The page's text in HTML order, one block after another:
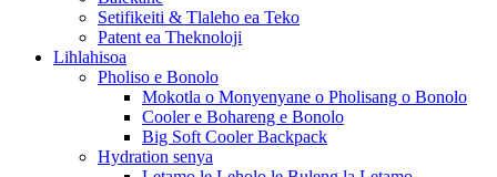
Setifikeiti & Tlaleho ea Teko
Patent ea Theknoloji
Lihlahisoa
Pholiso e Bonolo
Mokotla o Monyenyane o Pholisang o Bonolo
Cooler e Bohareng e Bonolo
Big Soft Cooler Backpack
Hydration senya